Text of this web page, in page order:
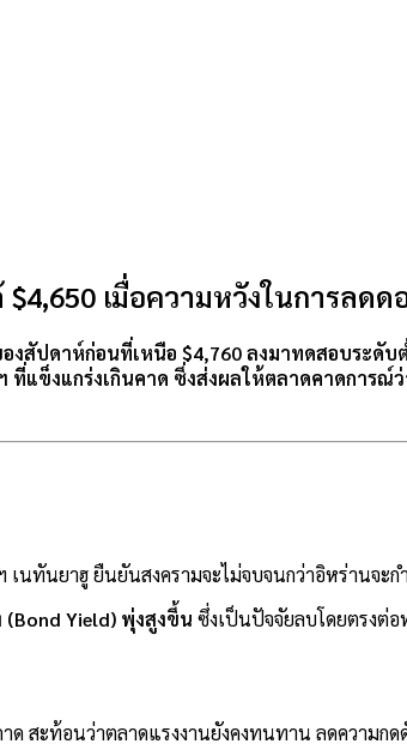
เมื่อความหวังในการลดด
องสัปดาห์ก่อนที่เหนือ $4,760 ลงมาทดสอบระดั
ข็งแกร่งเกินคาด ซึ่งส่งผลให้ตลาดคาดการณ์
นยาฮู ยืนยันสงครามจะไม่จบจนกว่าอิหร่านจะก
Yield) พุ่งสูงขึ้น ซึ่งเป็นปัจจัยลบโดยตรงต่
ด สะท้อนว่าตลาดแรงงานยังคงทนทาน ลดความก